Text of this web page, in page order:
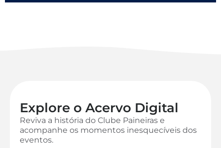
Explore o Acervo Digital
Reviva a história do Clube Paineiras e
acompanhe os momentos inesquecíveis dos
eventos.